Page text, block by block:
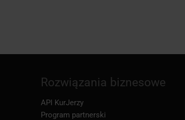
Rozwiązania biznesowe
API KurJerzy
Program partnerski